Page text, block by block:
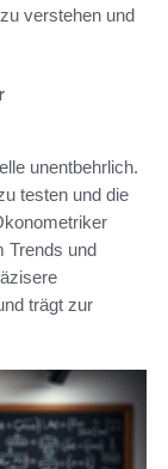
verstehen und
unentbehrlich.
testen und die
Trends und
trägt zur